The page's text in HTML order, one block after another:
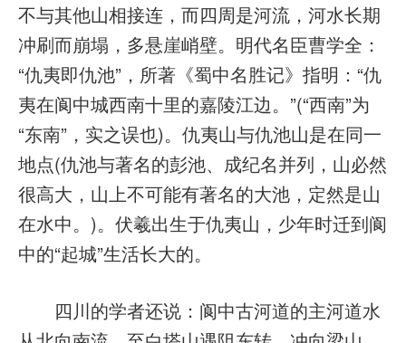
不与其他山相接连，而四周是河流，河水长期
冲刷而崩塌，多悬崖峭壁。明代名臣曹学全：
“仇夷即仇池”，所著《蜀中名胜记》指明：“仇
夷在阆中城西南十里的嘉陵江边。”(“西南”为
“东南”，实之误也)。仇夷山与仇池山是在同一
地点(仇池与著名的彭池、成纪名并列，山必然
很高大，山上不可能有著名的大池，定然是山
在水中。)。伏羲出生于仇夷山，少年时迁到阆
中的“起城”生活长大的。
四川的学者还说：阆中古河道的主河道水